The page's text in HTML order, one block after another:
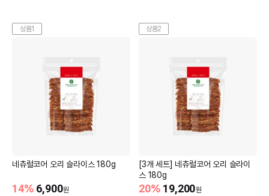
상품1
네츄럴코어 오리 슬라이스 180g
6,900원
14%
상품2
[3개 세트] 네츄럴코어 오리 슬라이
스 180g
19,200원
20%